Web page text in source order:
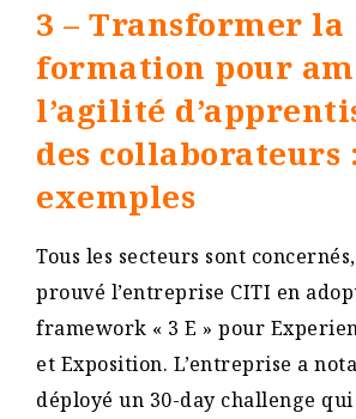
3 – Transformer la
formation pour
l’agilité
des collaborateurs :
exemples
Tous les secteurs sont
prouvé l’entreprise CITI en
framework « 3 E » pour
et Exposition. L’entreprise a
déployé un 30-day challenge qui